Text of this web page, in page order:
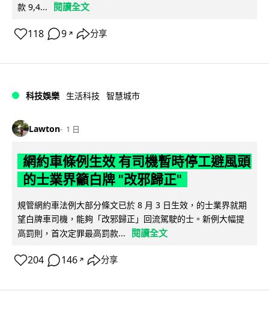
款 9,4...
閱讀全文
118 9 ↗ 分享
科技娛樂 生活科技 智慧城市
Lawton 1 日
網約車條例生效 有司機暫時停工避風頭
的士業界籲白牌 "改邪歸正"
規管網約車法例大部分條文已於 8 月 3 日生效，的士業界就期
望白牌車司機，能夠「改邪歸正」回流駕駛的士。新例大幅提
高罰則，首次定罪最高罰款...
閱讀全文
204 146 ↗ 分享